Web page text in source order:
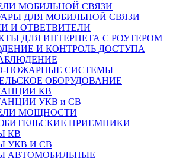
МОБИЛЬНОЙ СВЯЗИ
ДЛЯ МОБИЛЬНОЙ СВЯЗИ
И ОТВЕТВИТЕЛИ
ДЛЯ ИНТЕРНЕТА С РОУТЕРОМ
И КОНТРОЛЬ ДОСТУПА
ПОЖАРНЫЕ СИСТЕМЫ
ОБОРУДОВАНИЕ
КВ
УКВ и СВ
МОЩНОСТИ
ПРИЕМНИКИ
КВ
УКВ И СВ
АВТОМОБИЛЬНЫЕ